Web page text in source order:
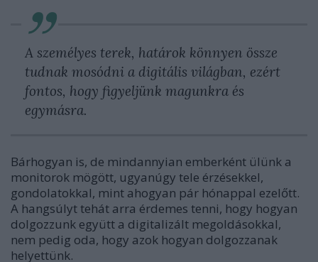
A személyes terek, határok könnyen össze
tudnak mosódni a digitális világban, ezért
fontos, hogy figyeljünk magunkra és
egymásra.
Bárhogyan is, de mindannyian emberként ülünk a
monitorok mögött, ugyanúgy tele érzésekkel,
gondolatokkal, mint ahogyan pár hónappal ezelőtt.
A hangsúlyt tehát arra érdemes tenni, hogy hogyan
dolgozzunk együtt a digitalizált megoldásokkal,
nem pedig oda, hogy azok hogyan dolgozzanak
helyettünk.